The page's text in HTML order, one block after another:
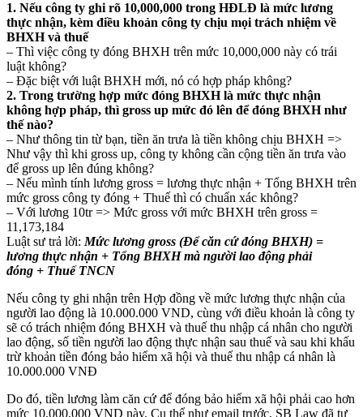
1. Nếu công ty ghi rõ 10,000,000 trong HĐLĐ là mức lương
thực nhận, kèm điều khoản công ty chịu mọi trách nhiệm về
BHXH và thuế
– Thì việc công ty đóng BHXH trên mức 10,000,000 này có trái
luật không?
– Đặc biệt với luật BHXH mới, nó có hợp pháp không?
2. Trong trường hợp mức đóng BHXH là mức thực nhận
không hợp pháp, thì gross up mức đó lên để đóng BHXH như
thế nào?
– Như thông tin từ bạn, tiền ăn trưa là tiền không chịu BHXH =>
Như vậy thì khi gross up, công ty không cần cộng tiền ăn trưa vào
để gross up lên đúng không?
– Nếu mình tính lương gross = lương thực nhận + Tổng BHXH trên
mức gross công ty đóng + Thuế thì có chuẩn xác không?
– Với lương 10tr => Mức gross với mức BHXH trên gross =
11,173,184
Luật sư trả lời: Mức lương gross (Để căn cứ đóng BHXH) =
lương thực nhận + Tổng BHXH mà người lao động phải
đóng + Thuế TNCN
Nếu công ty ghi nhận trên Hợp đồng về mức lương thực nhận của
người lao động là 10.000.000 VND, cùng với điều khoản là công ty
sẽ có trách nhiệm đóng BHXH và thuế thu nhập cá nhân cho người
lao động, số tiền người lao động thực nhận sau thuế và sau khi khấu
trừ khoản tiền đóng bảo hiểm xã hội và thuế thu nhập cá nhân là
10.000.000 VNĐ
Do đó, tiền lương làm căn cứ để đóng bảo hiểm xã hội phải cao hơn
mức 10,000,000 VND này. Cụ thể như email trước, SB Law đã tư